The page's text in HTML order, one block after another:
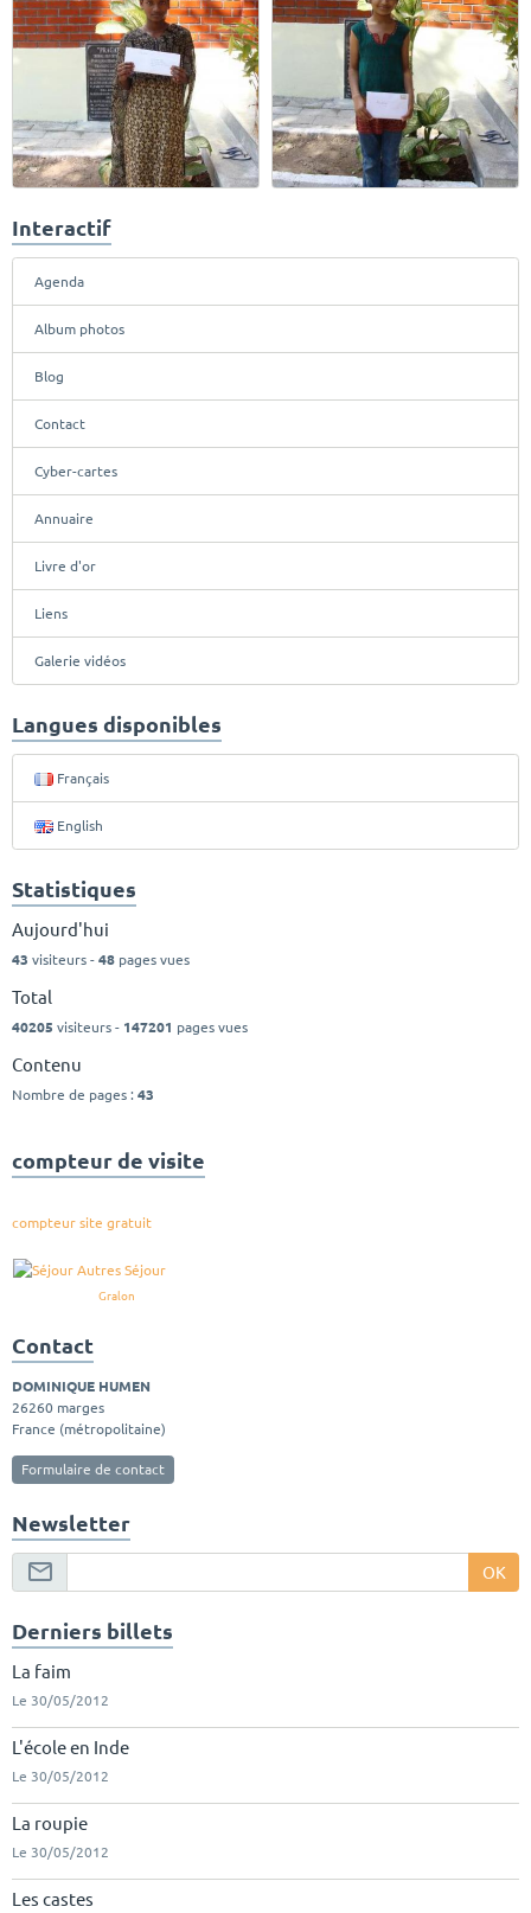
Interactif
Agenda
Album photos
Blog
Contact
Cyber-cartes
Annuaire
Livre d'or
Liens
Galerie vidéos
Langues disponibles
Français
English
Statistiques
Aujourd'hui
43 visiteurs -48 pages vues
Total
40205 visiteurs - 147201 pages vues
Contenu
Nombre de pages : 43
compteur de visite
compteur site gratuit
Gralon
Contact
DOMINIQUE HUMEN
26260 marges
France (métropolitaine)
Formulaire de contact
Newsletter
OK
Derniers billets
La faim
Le 30/05/2012
L'école en Inde
Le 30/05/2012
La roupie
Le 30/05/2012
Les castes